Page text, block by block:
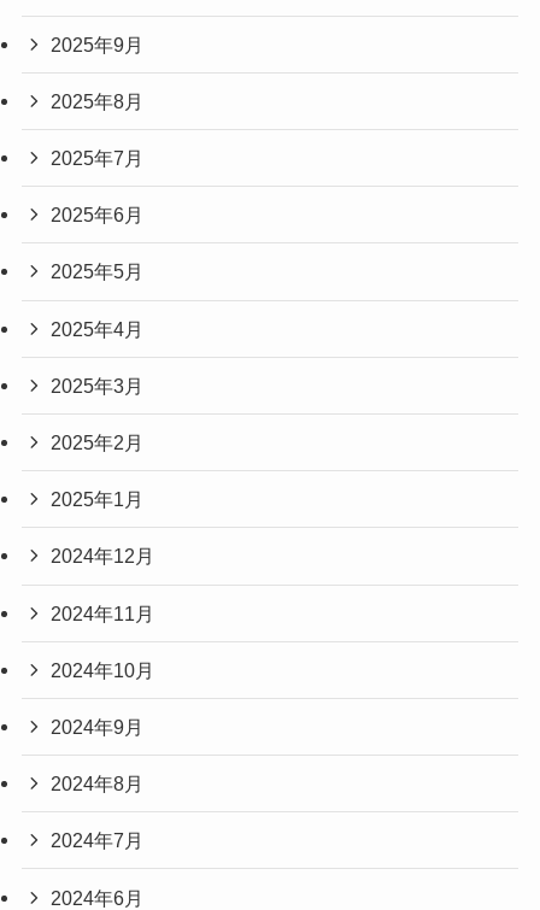
2025年9月
2025年8月
2025年7月
2025年6月
2025年5月
2025年4月
2025年3月
2025年2月
2025年1月
2024年12月
2024年11月
2024年10月
2024年9月
2024年8月
2024年7月
2024年6月